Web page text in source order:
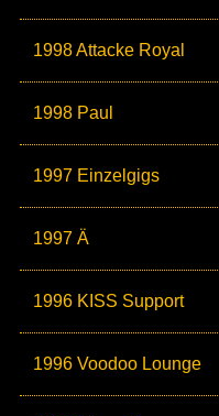
1998 Attacke Royal
1998 Paul
1997 Einzelgigs
1997 Ä
1996 KISS Support
1996 Voodoo Lounge